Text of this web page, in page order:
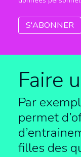
Faire
Par
permet
filles des